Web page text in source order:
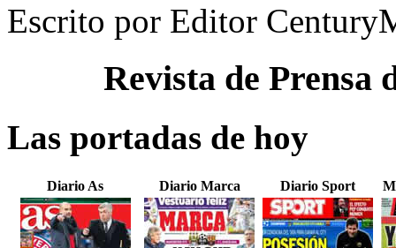
Escrito por Editor
Revista de Prensa
Las portadas de hoy
Diario As Diario Marca Diario Sport